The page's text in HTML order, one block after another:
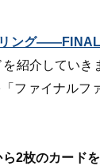
リング——FINAL
紹介していき
ファイナル
2枚のカード